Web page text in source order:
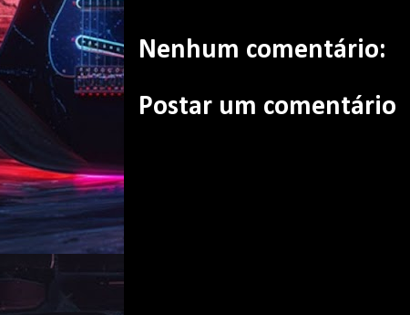
Nenhum comentário:
Postar um comentário